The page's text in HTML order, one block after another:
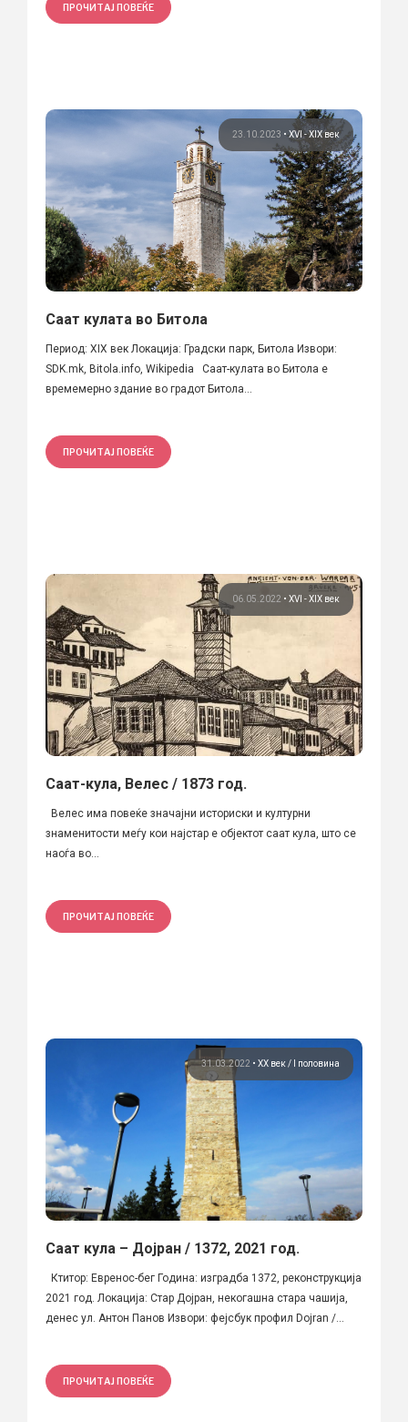
ПРОЧИТАЈ ПОВЕЌЕ
23.10.2023 •XVI - XIX век
Саат кулата во Битола
Период: XIX век Локација: Градски парк, Битола Извори:
SDK.mk, Bitola.info, Wikipedia Саат-кулата во Битола е
времемерно здание во градот Битола...
ПРОЧИТАЈ ПОВЕЌЕ
06.05.2022 • XVI - XIX век
Саат-кула, Велес / 1873 год.
Велес има повеќе значајни историски и културни
знаменитости меѓу кои најстар е објектот саат кула, што се
наоѓа во...
ПРОЧИТАЈ ПОВЕЌЕ
31.03.2022 • ХХ век / I половина
Саат кула – Дојран / 1372, 2021 год.
Ктитор: Евренос-бег Година: изградба 1372, реконструкција
2021 год. Локација: Стар Дојран, некогашна стара чашија,
денес ул. Антон Панов Извори: фејсбук профил Dojran /...
ПРОЧИТАЈ ПОВЕЌЕ